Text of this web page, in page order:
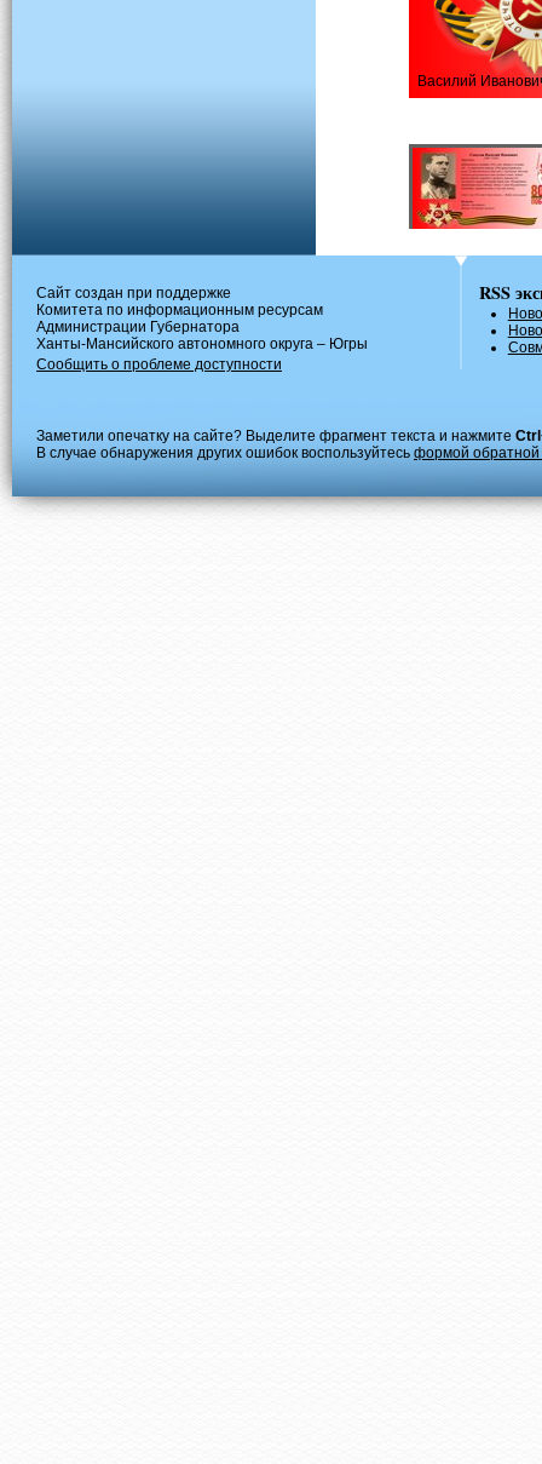
Василий
Сайт создан при поддержке
Комитета по информационным ресурсам
Администрации Губернатора
Ханты-Мансийского автономного округа – Югры
Сообщить о проблеме доступности
RSS
Заметили опечатку на сайте? Выделите фрагмент текста и нажмите
В случае обнаружения других ошибок воспользуйтесь формой обратной